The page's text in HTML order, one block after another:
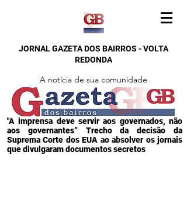
JORNAL GAZETA DOS BAIRROS - VOLTA
REDONDA
A notícia de sua comunidade
"A imprensa deve servir aos governados, não
aos governantes” Trecho da decisão da
Suprema Corte dos EUA ao absolver os jornais
que divulgaram documentos secretos